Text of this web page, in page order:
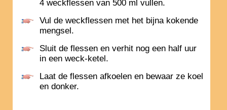
4 weckflessen van 500 ml vullen.
Vul de weckflessen met het bijna kokende
mengsel.
Sluit de flessen en verhit nog een half uur
in een weck-ketel.
Laat de flessen afkoelen en bewaar ze koel
en donker.